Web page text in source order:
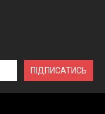
ПІДПИСАТИСЬ